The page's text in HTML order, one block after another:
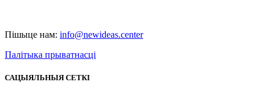
Пішыце нам: info@newideas.center
Палітыка прыватнасці
САЦЫЯЛЬНЫЯ СЕТКІ